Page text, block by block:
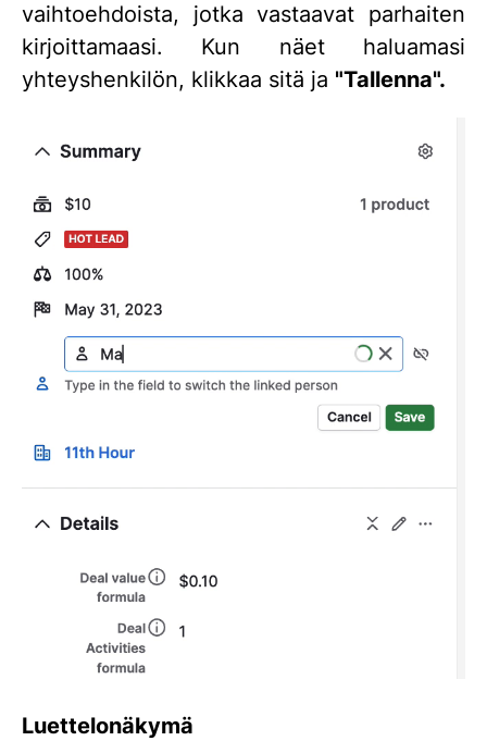
vaihtoehdoista, jotka vastaavat parhaiten
kirjoittamaasi. Kun näet haluamasi
yhteyshenkilön, klikkaa sitä ja "Tallenna".
Luettelonäkymä